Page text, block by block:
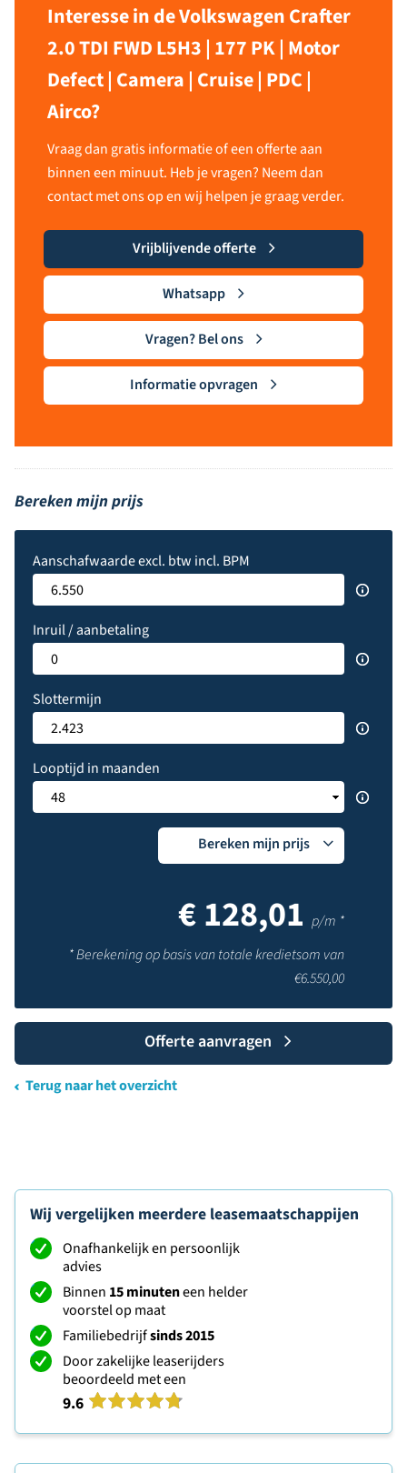
Interesse in de Volkswagen Crafter
2.0 TDI FWD L5H3 | 177 PK | Motor
Defect | Camera | Cruise | PDC |
Airco?
Vraag dan gratis informatie of een offerte aan
binnen een minuut. Heb je vragen? Neem dan
contact met ons op en wij helpen je graag verder.
Vrijblijvende offerte
Whatsapp
Vragen? Bel ons
Informatie opvragen
Bereken mijn prijs
Aanschafwaarde excl. btw incl. BPM
Inruil / aanbetaling
Slottermijn
Looptijd in maanden
Bereken mijn prijs
€128,01 p/m *
* Berekening op basis van totale kredietsom van
€6.550,00
Offerte aanvragen
Terug naar het overzicht
Wij vergelijken meerdere leasemaatschappijen
Onafhankelijk en persoonlijk
advies
Binnen 15 minuteneen helder
voorstel op maat
Familiebedrijfsinds 2015
Door zakelijke leaserijders
beoordeeld met een
9.6